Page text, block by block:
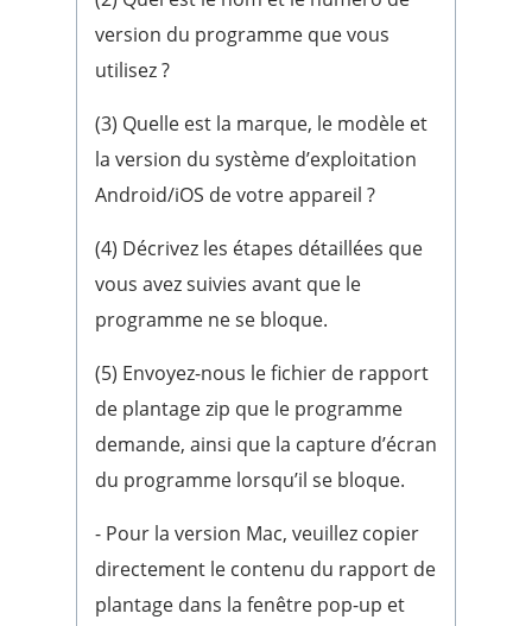
version du programme que vous
utilisez ?
(3) Quelle est la marque, le modèle et
la version du système d’exploitation
Android/iOS de votre appareil ?
(4) Décrivez les étapes détaillées que
vous avez suivies avant que le
programme ne se bloque.
(5) Envoyez-nous le fichier de rapport
de plantage zip que le programme
demande, ainsi que la capture d’écran
du programme lorsqu’il se bloque.
- Pour la version Mac, veuillez copier
directement le contenu du rapport de
plantage dans la fenêtre pop-up et